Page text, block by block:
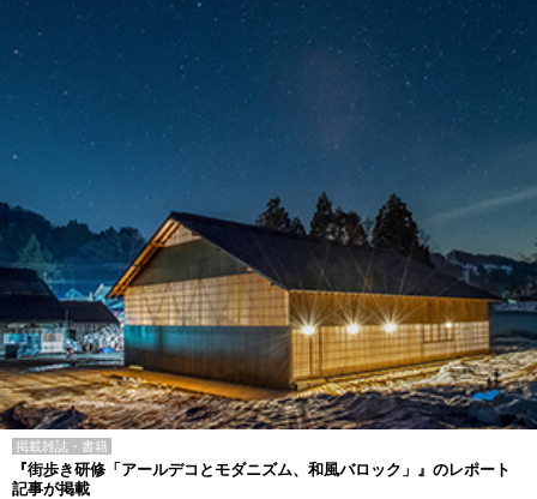
掲載雑誌・書籍
『街歩き研修「アールデコとモダニズム、和風バロック」』のレポート
記事が掲載